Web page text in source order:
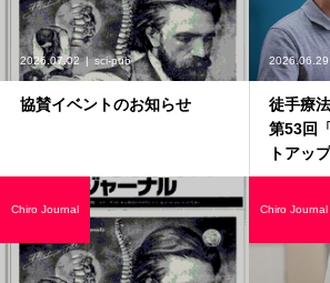
2026.07.02 sci-pub
協賛イベントのお知らせ
2026.06.29
徒手療
第53回
トアッ
Chiro Journal Chiro Journal